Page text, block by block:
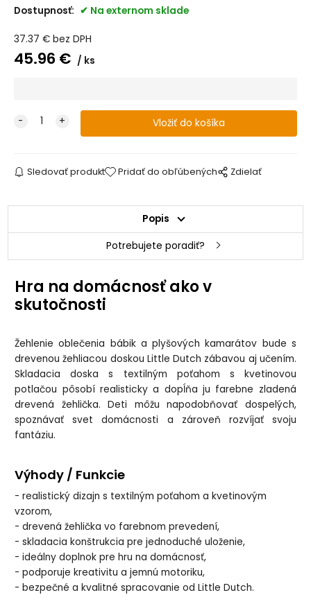
Dostupnosť: Na externom sklade
37.37 € bez DPH
45.96 € ks
Sledovať produkt Pridať do obľúbených Zdielať
Popis
Potrebujete poradiť?
Hra na domácnosť ako v
skutočnosti
Žehlenie oblečenia bábik a plyšových kamarátov bude s
drevenou žehliacou doskou Little Dutch zábavou aj učením.
Skladacia doska s textilným poťahom s kvetinovou
potlačou pôsobí realisticky a dopĺňa ju farebne zladená
drevená žehlička. Deti môžu napodobňovať dospelých,
spoznávať svet domácnosti a zároveň rozvíjať svoju
fantáziu.
Výhody / Funkcie
- realistický dizajn s textilným poťahom a kvetinovým
vzorom,
- drevená žehlička vo farebnom prevedení,
- skladacia konštrukcia pre jednoduché uloženie,
- ideálny doplnok pre hru na domácnosť,
- podporuje kreativitu a jemnú motoriku,
- bezpečné a kvalitné spracovanie od Little Dutch.